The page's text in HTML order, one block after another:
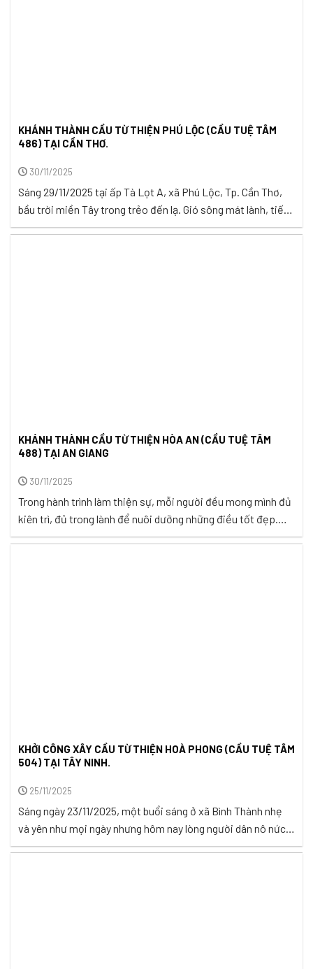
KHÁNH THÀNH CẦU TỪ THIỆN PHÚ LỘC (CẦU TUỆ TÂM
486) TẠI CẦN THƠ.
30/11/2025
Sáng 29/11/2025 tại ấp Tà Lọt A, xã Phú Lộc, Tp. Cần Thơ,
bầu trời miền Tây trong trẻo đến lạ. Gió sông mát lành, tiếng
trẻ con ríu rít gọi nhau, những đám mây mỏng trôi yên bình…
KHÁNH THÀNH CẦU TỪ THIỆN HÒA AN (CẦU TUỆ TÂM
488) TẠI AN GIANG
30/11/2025
Trong hành trình làm thiện sự, mỗi người đều mong mình đủ
kiên trì, đủ trong lành để nuôi dưỡng những điều tốt đẹp.
Những việc thiện được gieo bằng tâm chân thật, qua thời
KHỞI CÔNG XÂY CẦU TỪ THIỆN HOÀ PHONG (CẦU TUỆ TÂM
504) TẠI TÂY NINH.
25/11/2025
Sáng ngày 23/11/2025, một buổi sáng ở xã Bình Thành nhẹ
và yên như mọi ngày nhưng hôm nay lòng người dân nô nức
khác hẳn. Bên dòng kênh nhỏ ấp 61, bà con đứng nhìn về vị